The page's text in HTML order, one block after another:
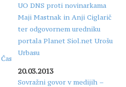
UO DNS proti novinarkama
Maji Mastnak in Anji Ciglarič
ter odgovornem uredniku
portala Planet Siol.net Urošu
Urbasu
20.03.2013
Sovražni govor v medijih –